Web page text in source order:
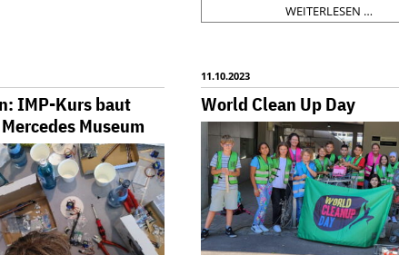
WEITERLESEN …
IMP-Kurs baut
Museum
11.10.2023
World Clean Up Day